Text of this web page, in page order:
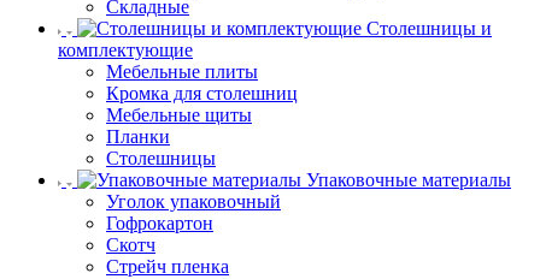
Складные
Столешницы и
комплектующие
Мебельные плиты
Кромка для столешниц
Мебельные щиты
Планки
Столешницы
Упаковочные материалы
Уголок упаковочный
Гофрокартон
Скотч
Стрейч пленка